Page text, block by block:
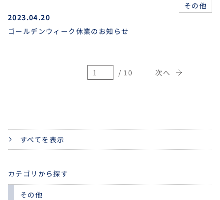
その他
2023.04.20
ゴールデンウィーク休業のお知らせ
すべてを表示
カテゴリから探す
その他
/ 10 次へ